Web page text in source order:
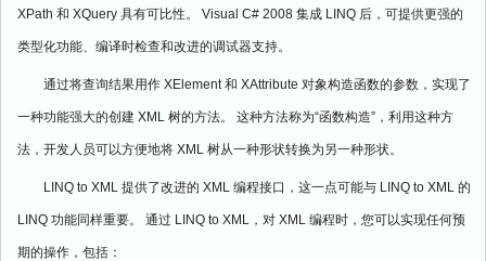
XPath 和 XQuery 具有可比性。 Visual C# 2008 集成 LINQ 后，可提供更强的
类型化功能、编译时检查和改进的调试器支持。
通过将查询结果用作 XElement和 XAttribute 对象构造函数的参数，实现了
一种功能强大的创建 XML 树的方法。 这种方法称为“函数构造” ，利用这种方
法，开发人员可以方便地将 XML 树从一种形状转换为另一种形状。
LINQ to XML 提供了改进的 XML 编程接口，这一点可能与 LINQ to XML 的
LINQ 功能同样重要。 通过 LINQ to XML ，对 XML 编程时，您可以实现任何预
期的操作，包括：